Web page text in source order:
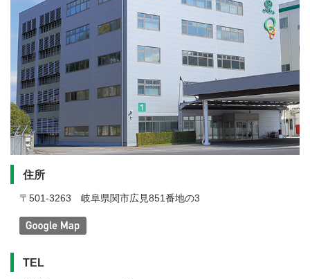
住所
〒501-3263 岐阜県関市広見851番地の3
TEL